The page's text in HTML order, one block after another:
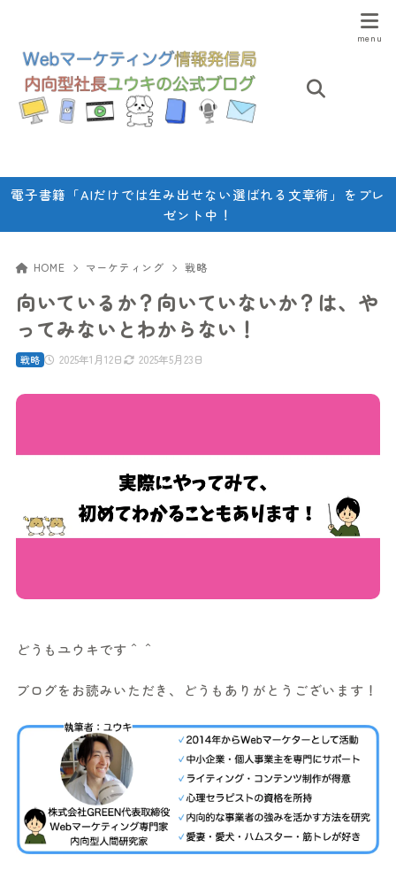
電子書籍「AIだけでは生み出せない選ばれる文章術」をプレ
ゼント中！
HOME マーケティング 戦略
向いているか？向いていないか？は、や
ってみないとわからない！
2025年1月12日 2025年5月23日
戦略
どうもユウキです＾＾
ブログをお読みいただき、どうもありがとうございます！